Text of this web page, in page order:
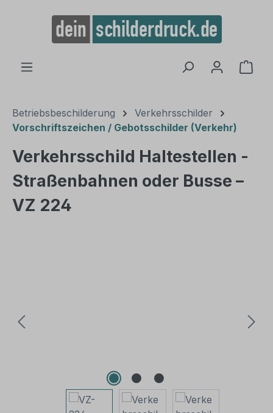
springen
Betriebsbeschilderung
Verkehrsschilder
Vorschriftszeichen / Gebotsschilder (Verkehr)
Verkehrsschild Haltestellen -
Straßenbahnen oder Busse –
VZ 224